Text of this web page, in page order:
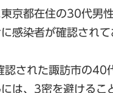
京都在住の30代男
感染者が確認され
された諏訪市の40
は、3密を避ける